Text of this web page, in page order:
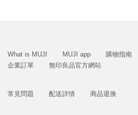
What is MUJI MUJI app 購物指南
企業訂單
無印良品官方網站
常見問題 配送詳情 商品退換